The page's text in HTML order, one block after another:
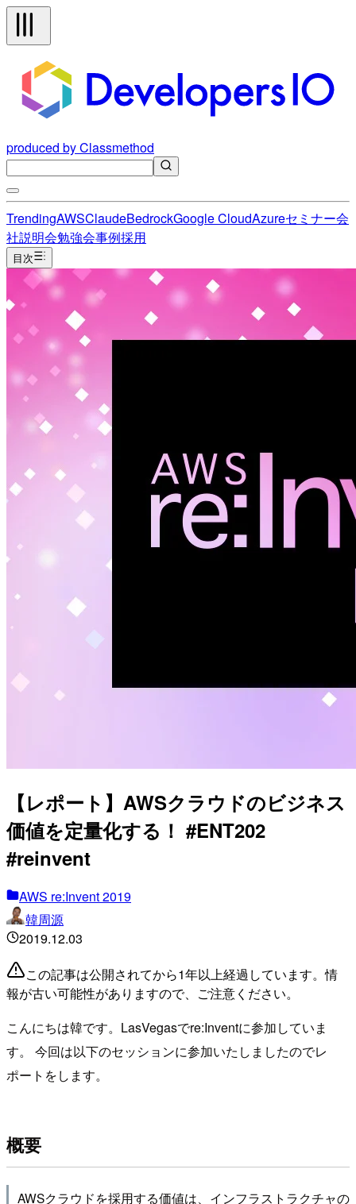
produced by Classmethod
TrendingAWSClaudeBedrockGoogle CloudAzureセミナー会
社説明会勉強会事例採用
目次
【レポート】AWSクラウドのビジネス
価値を定量化する！ #ENT202
#reinvent
AWS re:Invent 2019
韓周源
2019.12.03
この記事は公開されてから1年以上経過しています。情
報が古い可能性がありますので、ご注意ください。
こんにちは韓です。LasVegasでre:Inventに参加していま
す。 今回は以下のセッションに参加いたしましたのでレ
ポートをします。
概要
AWSクラウドを採用する価値は、インフラストラクチャの